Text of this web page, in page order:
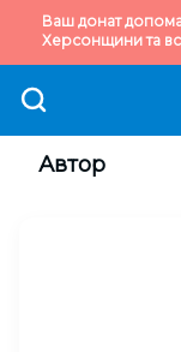
Ваш донат
Херсонщини та
Автор